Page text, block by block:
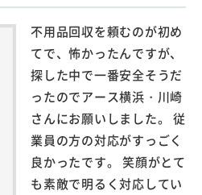
不用品回収を頼むのが初め
てで、怖かったんですが、
探した中で一番安全そうだ
ったのでアース横浜・川崎
さんにお願いしました。 従
業員の方の対応がすっごく
良かったです。 笑顔がとて
も素敵で明るく対応してい